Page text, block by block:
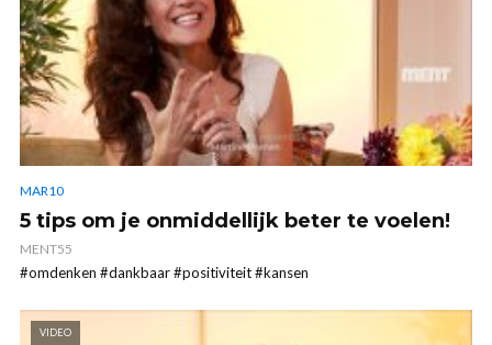
MAR10
5 tips om je onmiddellijk beter te voelen!
MENT55
#omdenken #dankbaar #positiviteit #kansen
VIDEO